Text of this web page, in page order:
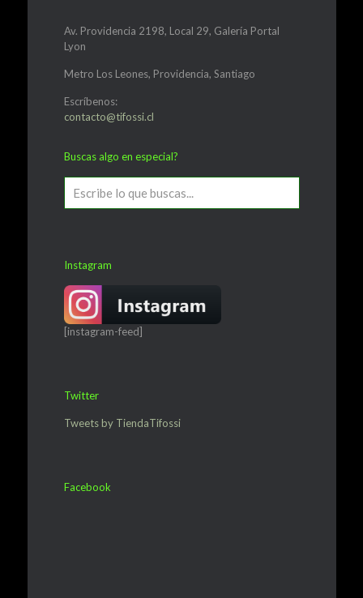
Av. Providencia 2198, Local 29, Galería Portal
Lyon
Metro Los Leones, Providencia, Santiago
Escríbenos:
contacto@tifossi.cl
Buscas algo en especial?
Instagram
[instagram-feed]
Twitter
Tweets by TiendaTifossi
Facebook